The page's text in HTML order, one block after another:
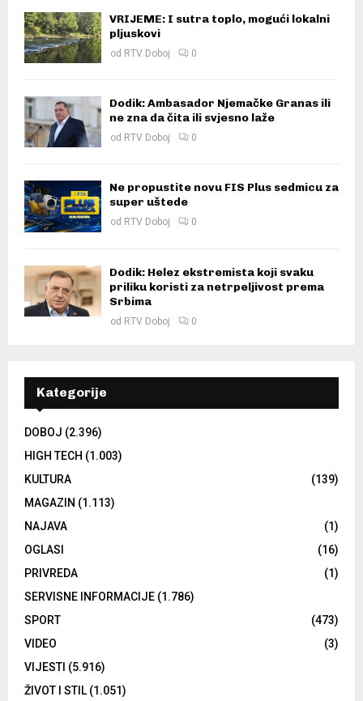
VRIJEME: I sutra toplo, mogući lokalni
pljuskovi
od RTV Doboj 0
Dodik: Ambasador Njemačke Granas ili
ne zna da čita ili svjesno laže
od RTV Doboj 0
Ne propustite novu FIS Plus sedmicu za
super uštede
od RTV Doboj 0
Dodik: Helez ekstremista koji svaku
priliku koristi za netrpeljivost prema
Srbima
od RTV Doboj 0
Kategorije
DOBOJ (2.396)
HIGH TECH (1.003)
KULTURA
(139)
MAGAZIN (1.113)
NAJAVA
(1)
OGLASI
(16)
PRIVREDA
(1)
SERVISNE INFORMACIJE (1.786)
SPORT
(473)
VIDEO
(3)
VIJESTI (5.916)
ŽIVOT I STIL (1.051)